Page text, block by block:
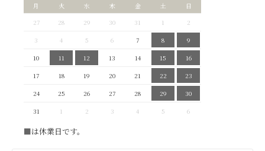
月 火 水 木 金 土
日
27
28 29 30 31 1
2
3
4 5 6 7 8
9
10
11 12 13 14 15
16
17
18 19 20 21 22
23
24
25 26 27 28 29
30
31
1 2 3 4 5 6
■は休業日です。